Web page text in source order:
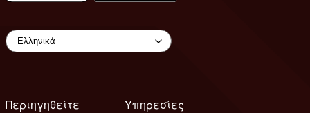
Περιηγηθείτε
Υπηρεσίες